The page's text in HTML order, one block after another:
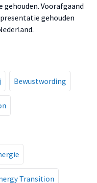
gehouden. Voorafgaand
gehouden
Bewustwording
Transition